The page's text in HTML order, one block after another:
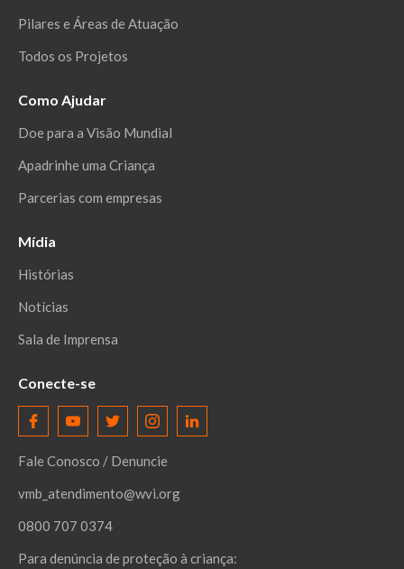
Pilares e Áreas de Atuação
Todos os Projetos
Como Ajudar
Doe para a Visão Mundial
Apadrinhe uma Criança
Parcerias com empresas
Mídia
Histórias
Notícias
Sala de Imprensa
Conecte-se
Fale Conosco / Denuncie
vmb_atendimento@wvi.org
0800 707 0374
Para denúncia de proteção à criança: